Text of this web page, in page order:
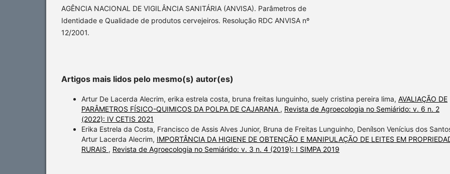
AGÊNCIA NACIONAL DE VIGILÂNCIA SANITÁRIA (ANVISA). Parâmetros de
Identidade e Qualidade de produtos cervejeiros. Resolução RDC ANVISA nº
12/2001.
Artigos mais lidos pelo mesmo(s) autor(es)
Artur De Lacerda Alecrim, erika estrela costa, bruna freitas lunguinho, suely cristina pereira lima, AVALIAÇÃO DE
PARÂMETROS FÍSICO-QUIMICOS DA POLPA DE CAJARANA , Revista de Agroecologia no Semiárido: v. 6 n. 2
(2022): IV CETIS 2021
Erika Estrela da Costa, Francisco de Assis Alves Junior, Bruna de Freitas Lunguinho, Denílson Venícius dos
Artur Lacerda Alecrim, IMPORTÂNCIA DA HIGIENE DE OBTENÇÃO E MANIPULAÇÃO DE LEITES EM
RURAIS , Revista de Agroecologia no Semiárido: v. 3 n. 4 (2019): I SIMPA 2019